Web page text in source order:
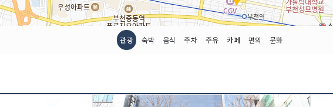
관광 숙박 음식 주차 주유 카페 편의 문화